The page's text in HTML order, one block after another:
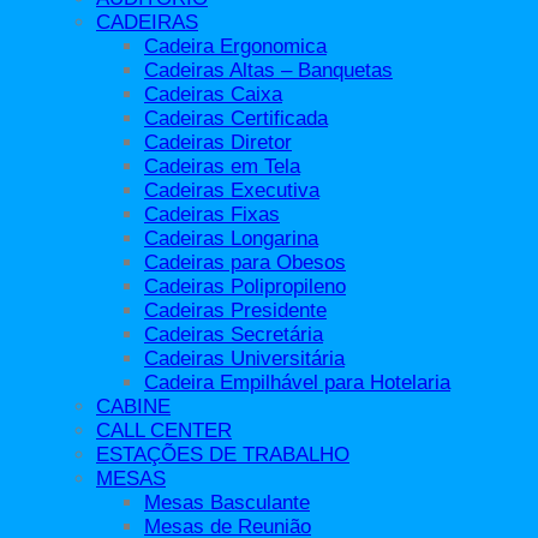
CADEIRAS
Cadeira Ergonomica
Cadeiras Altas – Banquetas
Cadeiras Caixa
Cadeiras Certificada
Cadeiras Diretor
Cadeiras em Tela
Cadeiras Executiva
Cadeiras Fixas
Cadeiras Longarina
Cadeiras para Obesos
Cadeiras Polipropileno
Cadeiras Presidente
Cadeiras Secretária
Cadeiras Universitária
Cadeira Empilhável para Hotelaria
CABINE
CALL CENTER
ESTAÇÕES DE TRABALHO
MESAS
Mesas Basculante
Mesas de Reunião
Longarinas Modelo Aeroporto
Call Center
Conjuntos Escolares
Divisórias
Acessórios
Estações de Trabalho
Hotelaria
Cadeira Empilhável para Hotelaria
Mesa Alta
Mesa Bistrô
Mesa Ergonômica Certificada
Mesas Basculante
Mesas de Apoio
Mesas de Escritório
Mesas de Reunião
Mesas Diretor e Presidente
Mesas Operacionais
Mesas para Cadeirantes Padrão Abnt
Mesas para Reunião
Móveis Área Externa
Móveis de Aço